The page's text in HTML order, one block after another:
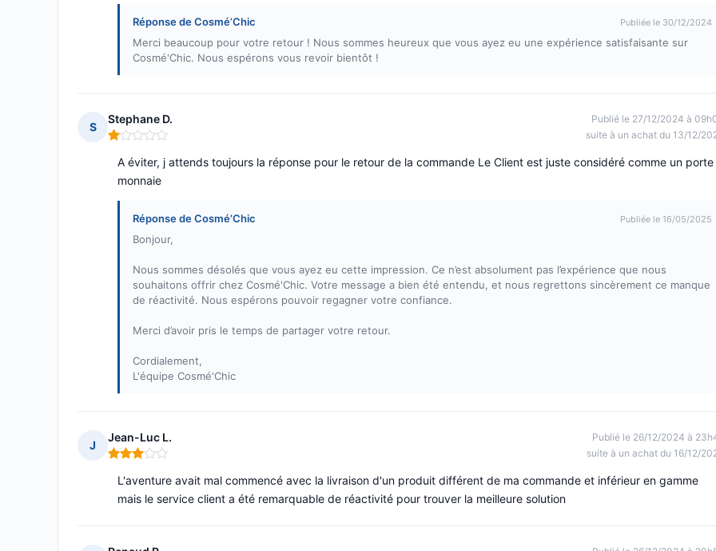
Réponse de Cosmé’Chic Publiée le 30/12/2024
Merci beaucoup pour votre retour ! Nous sommes heureux que vous ayez eu une expérience satisfaisante sur
Cosmé'Chic. Nous espérons vous revoir bientôt !
S
Stephane D.
Note : 1 sur 5
Publié le 27/12/2024 à
suite à un achat du 13/12/
A éviter, j attends toujours la réponse pour le retour de la commande Le Client est juste considéré comme un porte
monnaie
Réponse de Cosmé’Chic Publiée le 16/05/2025
Bonjour,
Nous sommes désolés que vous ayez eu cette impression. Ce n’est absolument pas l’expérience que nous
souhaitons offrir chez Cosmé'Chic. Votre message a bien été entendu, et nous regrettons sincèrement ce manque
de réactivité. Nous espérons pouvoir regagner votre confiance.
Merci d’avoir pris le temps de partager votre retour.
Cordialement,
L'équipe Cosmé'Chic
J
Jean-Luc L.
Note : 3 sur 5
Publié le 26/12/2024 à
suite à un achat du 16/12/
L'aventure avait mal commencé avec la livraison d'un produit différent de ma commande et inférieur en gamme
mais le service client a été remarquable de réactivité pour trouver la meilleure solution